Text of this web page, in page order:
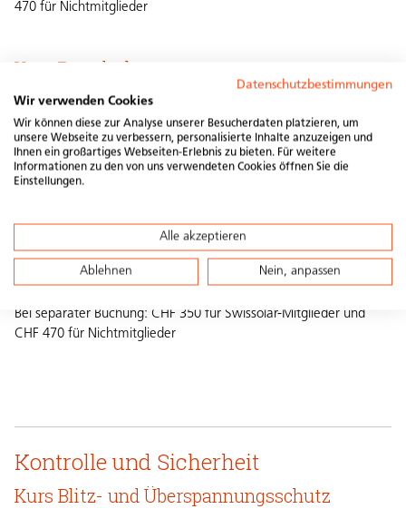
470 für Nichtmitglieder
Kurs Brandschutz
Wichtigste Themen:
Administration und linailiêllèr Conrolling
Optimierungspotentiale für zukünftige Pojekte
Projektunterlagen und Anlagendokumtationen
½ Tag, online
Bei separater Buchung: CHF 350 für Swissolar-Mitglieder und
CHF 470 für Nichtmitglieder
Kontrolle und Sicherheit
Kurs Blitz- und Überspannungsschutz
Datenschutzbestimmungen
Wir verwenden Cookies
Wir können diese zur Analyse unserer Besucherdaten platzieren, um
unsere Webseite zu verbessern, personalisierte Inhalte anzuzeigen und
Ihnen ein großartiges Webseiten-Erlebnis zu bieten. Für weitere
Informationen zu den von uns verwendeten Cookies öffnen Sie die
Einstellungen.
Alle akzeptieren
Ablehnen Nein, anpassen